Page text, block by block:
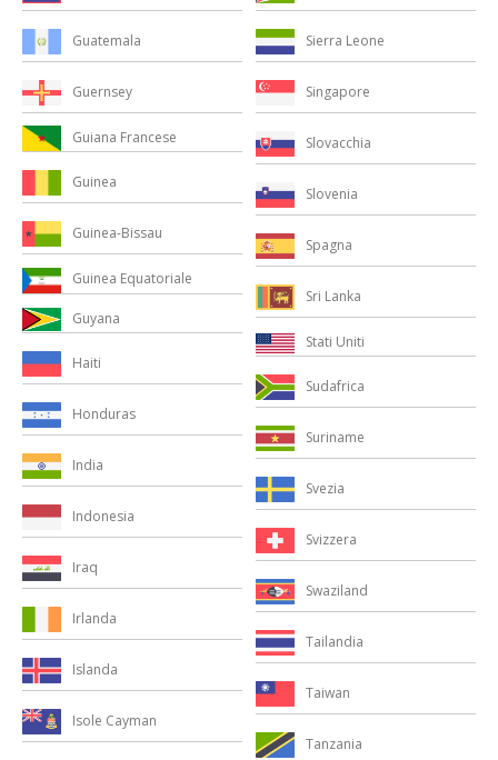
Guatemala
Guernsey
Guiana Francese
Guinea
Guinea-Bissau
Guinea Equatoriale
Guyana
Haiti
Honduras
India
Indonesia
Iraq
Irlanda
Islanda
Isole Cayman
Sierra Leone
Singapore
Slovacchia
Slovenia
Spagna
Sri Lanka
Stati Uniti
Sudafrica
Suriname
Svezia
Svizzera
Swaziland
Tailandia
Taiwan
Tanzania